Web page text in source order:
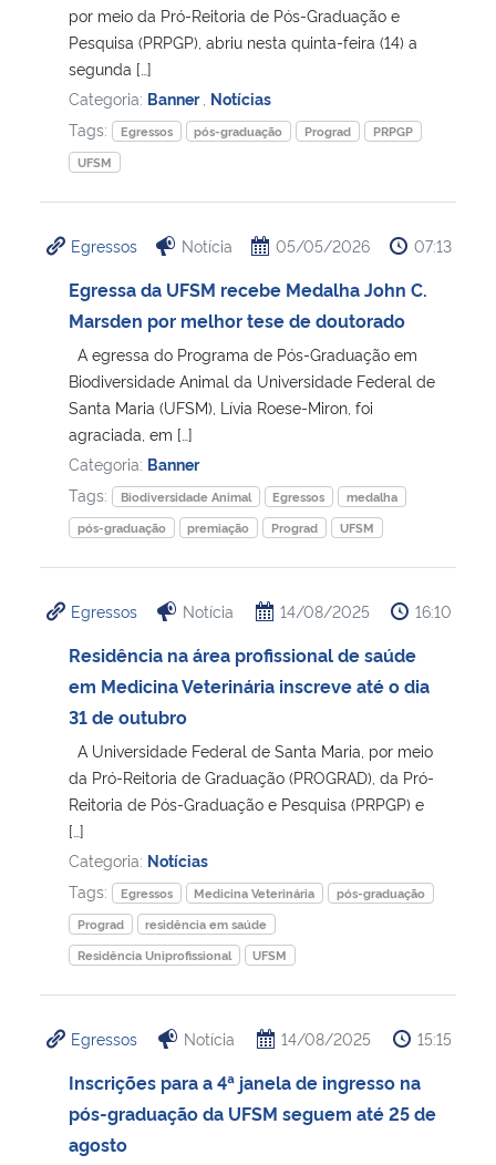
Ministério da Ciência, Tecnologia, Inovações e Comunicações
Ministério do Meio Ambiente
Ministério do Turismo
Ministério do Desenvolvimento Regional
Controladoria-Geral da União
Ministério da Mulher, da Família e dos Direitos Humanos
Secretaria-Geral
Secretaria de Governo
Gabinete de Segurança Institucional
Banco Central do Brasil
por meio da Pró-Reitoria de Pós-Graduação e
Pesquisa (PRPGP), abriu nesta quinta-feira (14) a
segunda […]
Categoria: Banner Notícias
Tags:
Egressos pós-graduação Prograd
PRPGP
UFSM
Egressos Notícia 05/05/2026 07:13
Egressa da UFSM recebe Medalha John C.
Marsden por melhor tese de doutorado
A egressa do Programa de Pós-Graduação em
Biodiversidade Animal da Universidade Federal de
Santa Maria (UFSM), Lívia Roese-Miron, foi
agraciada, em […]
Categoria: Banner
Tags:
Biodiversidade Animal Egressos
medalha
pós-graduação
premiação Prograd UFSM
Egressos Notícia 14/08/2025 16:10
Residência na área profissional de saúde
em Medicina Veterinária inscreve até o dia
31 de outubro
A Universidade Federal de Santa Maria, por meio
da Pró-Reitoria de Graduação (PROGRAD), da Pró-
Reitoria de Pós-Graduação e Pesquisa (PRPGP) e
[…]
Categoria: Notícias
Tags:
Egressos Medicina Veterinária
pós-graduação
Prograd
residência em saúde
Residência Uniprofissional
UFSM
Egressos Notícia 14/08/2025 15:15
Inscrições para a 4ª janela de ingresso na
pós-graduação da UFSM seguem até 25 de
agosto